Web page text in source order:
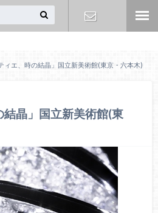
ィエ、時の結晶」国立新美術館(東京・六本木)
結晶」国立新美術館(東